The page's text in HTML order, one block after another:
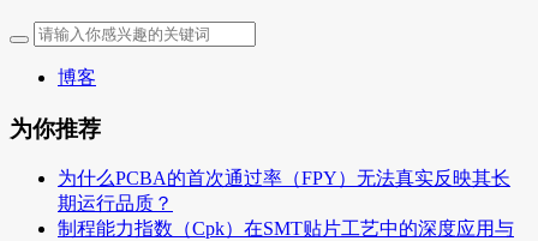
博客
为你推荐
为什么PCBA的首次通过率（FPY）无法真实反映其长
期运行品质？
制程能力指数（Cpk）在SMT贴片工艺中的深度应用与